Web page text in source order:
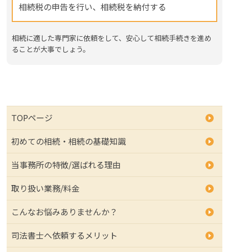
相続税の申告を行い、相続税を納付する
相続に適した専門家に依頼をして、安心して相続手続きを進め
ることが大事でしょう。
TOPページ
初めての相続・相続の基礎知識
当事務所の特徴/選ばれる理由
取り扱い業務/料金
こんなお悩みありませんか？
司法書士へ依頼するメリット